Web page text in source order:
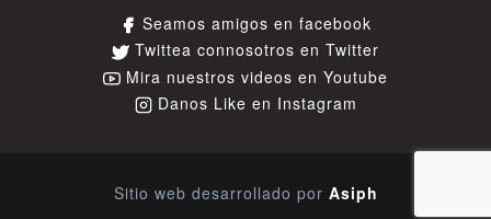
Seamos amigos en facebook
Twittea connosotros en Twitter
Mira nuestros videos en Youtube
Danos Like en Instagram
Sitio web desarrollado por Asiph